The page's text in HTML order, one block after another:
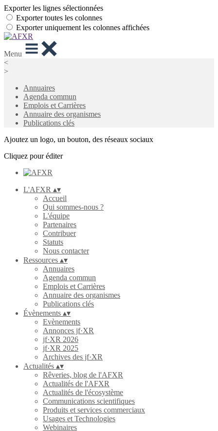
Exporter les lignes sélectionnées
Exporter toutes les colonnes
Exporter uniquement les colonnes affichées
Menu
<
>
Annuaires
Agenda commun
Emplois et Carrières
Annuaire des organismes
Publications clés
Ajoutez un logo, un bouton, des réseaux sociaux
Cliquez pour éditer
L'AFXR ▴▾
Accueil
Qui sommes-nous ?
L'équipe
Partenaires
Contribuer
Statuts
Nous contacter
Ressources ▴▾
Annuaires
Agenda commun
Emplois et Carrières
Annuaire des organismes
Publications clés
Évènements ▴▾
Evènements
Annonces jf·XR
jf·XR 2026
jf·XR 2025
Archives des jf·XR
Actualités ▴▾
Rêveries, blog de l'AFXR
Actualités de l'AFXR
Actualités de l'écosystème
Communications scientifiques
Produits et services commerciaux
Usages et Technologies
Webinaires